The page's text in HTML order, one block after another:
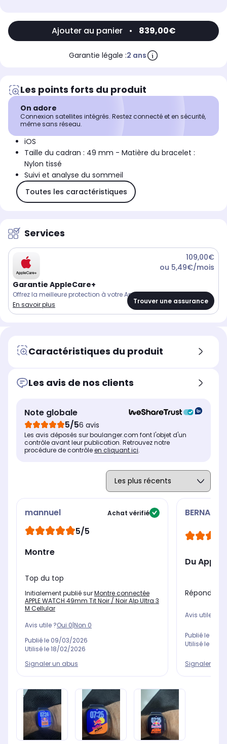
Ajouter au panier • 839,00€
Garantie légale :2 ans
Les points forts du produit
On adore
Connexion satellites intégrés. Restez connecté et en sécurité,
même sans réseau.
iOS
Taille du cadran : 49 mm - Matière du bracelet :
Nylon tissé
Suivi et analyse du sommeil
Toutes les caractéristiques
Services
Garantie AppleCare+
Offrez la meilleure protection à votre Apple Watch.
En savoir plus
109,00€
ou 5,49€/mois
Trouver une assurance
Caractéristiques du produit
Les avis de nos clients
Note globale
5/56 avis
Les avis déposés sur boulanger.com font l'objet d'un
contrôle avant leur publication. Retrouvez notre
procédure de contrôleen cliquant ici.
mannuel Achat vérifié
5/5
Montre
Top du top
Initialement publié surMontre connectée
APPLE WATCH 49mm Tit Noir / Noir Alp Ultra 3
M Cellular
Avis utile ?Oui 0|Non 0
Publié le 09/03/2026
Utilisé le18/02/2026
Signaler un abus
BERNARD
Du Apple
Réponds à
Avis utile ?
Publié le
Utilisé le
Signaler un